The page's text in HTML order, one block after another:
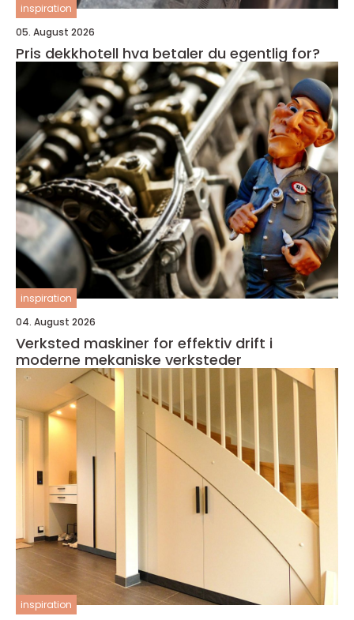
inspiration
05. August 2026
Pris dekkhotell hva betaler du egentlig for?
inspiration
04. August 2026
Verksted maskiner for effektiv drift i
moderne mekaniske verksteder
inspiration